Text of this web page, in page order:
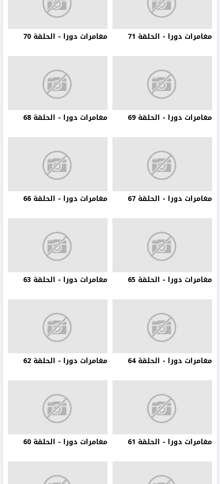
مغامرات دورا - الحلقة 71 مغامرات دورا - الحلقة 70
مغامرات دورا - الحلقة 69 مغامرات دورا - الحلقة 68
مغامرات دورا - الحلقة 67 مغامرات دورا - الحلقة 66
مغامرات دورا - الحلقة 65 مغامرات دورا - الحلقة 63
مغامرات دورا - الحلقة 64 مغامرات دورا - الحلقة 62
مغامرات دورا - الحلقة 61 مغامرات دورا - الحلقة 60